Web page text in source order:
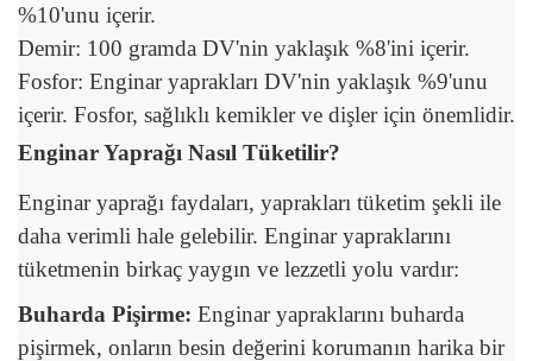
%10'unu içerir.
Demir: 100 gramda DV'nin yaklaşık %8'ini içerir.
Fosfor: Enginar yaprakları DV'nin yaklaşık %9'unu
içerir. Fosfor, sağlıklı kemikler ve dişler için önemlidir.
Enginar Yaprağı Nasıl Tüketilir?
Enginar yaprağı faydaları, yaprakları tüketim şekli ile
daha verimli hale gelebilir. Enginar yapraklarını
tüketmenin birkaç yaygın ve lezzetli yolu vardır:
Buharda Pişirme: Enginar yapraklarını buharda
pişirmek, onların besin değerini korumanın harika bir